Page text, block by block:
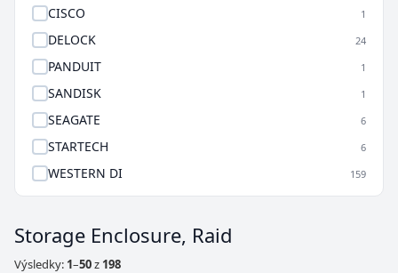
CISCO
1
DELOCK 24
PANDUIT 1
SANDISK 1
SEAGATE 6
STARTECH 6
WESTERN DI 159
Storage Enclosure, Raid
Výsledky: 1–50z 198